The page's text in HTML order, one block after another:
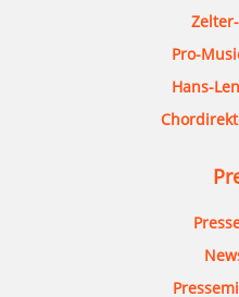
Pro-
Hans-